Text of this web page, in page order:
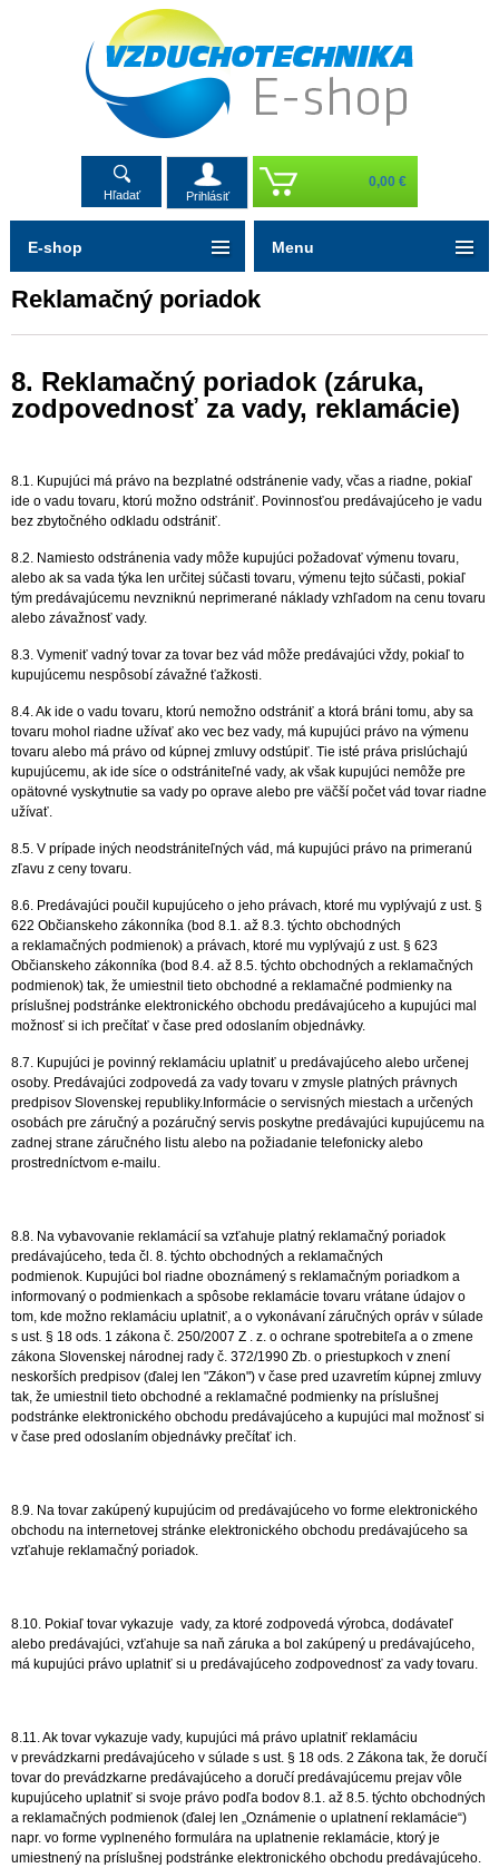
Hľadať Prihlásiť
0,00 €
Reklamačný poriadok
8. Reklamačný poriadok (záruka,
zodpovednosť za vady, reklamácie)
8.1. Kupujúci má právo na bezplatné odstránenie vady, včas a riadne, pokiaľ
ide o vadu tovaru, ktorú možno odstrániť. Povinnosťou predávajúceho je vadu
bez zbytočného odkladu odstrániť.
8.2. Namiesto odstránenia vady môže kupujúci požadovať výmenu tovaru,
alebo ak sa vada týka len určitej súčasti tovaru, výmenu tejto súčasti, pokiaľ
tým predávajúcemu nevzniknú neprimerané náklady vzhľadom na cenu tovaru
alebo závažnosť vady.
8.3. Vymeniť vadný tovar za tovar bez vád môže predávajúci vždy, pokiaľ to
kupujúcemu nespôsobí závažné ťažkosti.
8.4. Ak ide o vadu tovaru, ktorú nemožno odstrániť a ktorá bráni tomu, aby sa
tovaru mohol riadne užívať ako vec bez vady, má kupujúci právo na výmenu
tovaru alebo má právo od kúpnej zmluvy odstúpiť. Tie isté práva prislúchajú
kupujúcemu, ak ide síce o odstrániteľné vady, ak však kupujúci nemôže pre
opätovné vyskytnutie sa vady po oprave alebo pre väčší počet vád tovar riadne
užívať.
8.5. V prípade iných neodstrániteľných vád, má kupujúci právo na primeranú
zľavu z ceny tovaru.
8.6. Predávajúci poučil kupujúceho o jeho právach, ktoré mu vyplývajú z ust. §
622 Občianskeho zákonníka (bod 8.1. až 8.3. týchto obchodných
a reklamačných podmienok) a právach, ktoré mu vyplývajú z ust. § 623
Občianskeho zákonníka (bod 8.4. až 8.5. týchto obchodných a reklamačných
podmienok) tak, že umiestnil tieto obchodné a reklamačné podmienky na
príslušnej podstránke elektronického obchodu predávajúceho a kupujúci mal
možnosť si ich prečítať v čase pred odoslaním objednávky.
8.7. Kupujúci je povinný reklamáciu uplatniť u predávajúceho alebo určenej
osoby. Predávajúci zodpovedá za vady tovaru v zmysle platných právnych
predpisov Slovenskej republiky.Informácie o servisných miestach a určených
osobách pre záručný a pozáručný servis poskytne predávajúci kupujúcemu na
zadnej strane záručného listu alebo na požiadanie telefonicky alebo
prostredníctvom e-mailu.
8.8. Na vybavovanie reklamácií sa vzťahuje platný reklamačný poriadok
predávajúceho, teda čl. 8. týchto obchodných a reklamačných
podmienok. Kupujúci bol riadne oboznámený s reklamačným poriadkom a
informovaný o podmienkach a spôsobe reklamácie tovaru vrátane údajov o
tom, kde možno reklamáciu uplatniť, a o vykonávaní záručných opráv v súlade
s ust. § 18 ods. 1 zákona č. 250/2007 Z . z. o ochrane spotrebiteľa a o zmene
zákona Slovenskej národnej rady č. 372/1990 Zb. o priestupkoch v znení
neskorších predpisov (ďalej len "Zákon") v čase pred uzavretím kúpnej zmluvy
tak, že umiestnil tieto obchodné a reklamačné podmienky na príslušnej
podstránke elektronického obchodu predávajúceho a kupujúci mal možnosť si
v čase pred odoslaním objednávky prečítať ich.
8.9. Na tovar zakúpený kupujúcim od predávajúceho vo forme elektronického
obchodu na internetovej stránke elektronického obchodu predávajúceho sa
vzťahuje reklamačný poriadok.
8.10. Pokiaľ tovar vykazuje vady, za ktoré zodpovedá výrobca, dodávateľ
alebo predávajúci, vzťahuje sa naň záruka a bol zakúpený u predávajúceho,
má kupujúci právo uplatniť si u predávajúceho zodpovednosť za vady tovaru.
8.11. Ak tovar vykazuje vady, kupujúci má právo uplatniť reklamáciu
v prevádzkarni predávajúceho v súlade s ust. § 18 ods. 2 Zákona tak, že doručí
tovar do prevádzkarne predávajúceho a doručí predávajúcemu prejav vôle
kupujúceho uplatniť si svoje právo podľa bodov 8.1. až 8.5. týchto obchodných
a reklamačných podmienok (ďalej len „Oznámenie o uplatnení reklamácie“)
napr. vo forme vyplneného formulára na uplatnenie reklamácie, ktorý je
umiestnený na príslušnej podstránke elektronického obchodu predávajúceho.
E-shop Menu